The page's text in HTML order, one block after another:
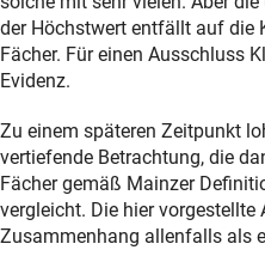
der Höchstwert entfällt auf die
Fächer. Für einen Ausschluss
Evidenz.
Zu einem späteren Zeitpunkt
vertiefende Betrachtung, die
Fächer gemäß Mainzer
vergleicht. Die hier vorgestellte
Zusammenhang allenfalls als